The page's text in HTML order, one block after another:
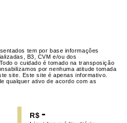
tem por base informações
B3, CVM e/ou dos
o cuidado é tomado na transposição
por nenhuma atitude tomada
site. Este site é apenas informativo.
qualquer ativo de acordo com as
R$ -